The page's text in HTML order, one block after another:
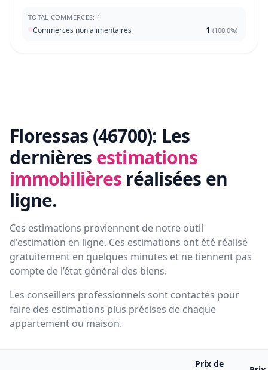
TOTAL COMMERCES: 1
Commerces non alimentaires 1 (100,0%)
Floressas (46700): Les
dernières estimations
immobilières réalisées en
ligne.
Ces estimations proviennent de notre outil
d'estimation en ligne. Ces estimations ont été réalisé
gratuitement en quelques minutes et ne tiennent pas
compte de l’état général des biens.
Les conseillers professionnels sont contactés pour
faire des estimations plus précises de chaque
appartement ou maison.
Prix de